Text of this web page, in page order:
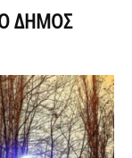
ΔΗΜΟΣ